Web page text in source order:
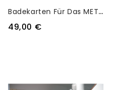
B
Adekarten Für Das METTNAU-Schwimmbad
49,00 €